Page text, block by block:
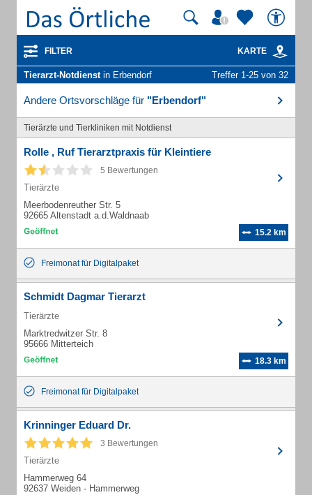
FILTER KARTE
Tierarzt-Notdienstin Erbendorf Treffer 1-25 von 32
Andere Ortsvorschläge für "Erbendorf"
Tierärzte und Tierkliniken mit Notdienst
Rolle , Ruf Tierarztpraxis für Kleintiere
5 Bewertungen
Tierärzte
Meerbodenreuther Str. 5
92665 Altenstadt a.d.Waldnaab
15.2 km
Freimonat für Digitalpaket
Schmidt Dagmar Tierarzt
Tierärzte
Marktredwitzer Str. 8
95666 Mitterteich
18.3 km
Freimonat für Digitalpaket
Krinninger Eduard Dr.
3 Bewertungen
Tierärzte
Hammerweg 64
92637 Weiden - Hammerweg